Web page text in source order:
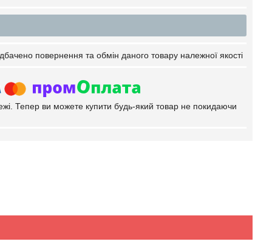
повернення та обмін даного товару належної якості
Тепер ви можете купити будь-який товар не покидаючи